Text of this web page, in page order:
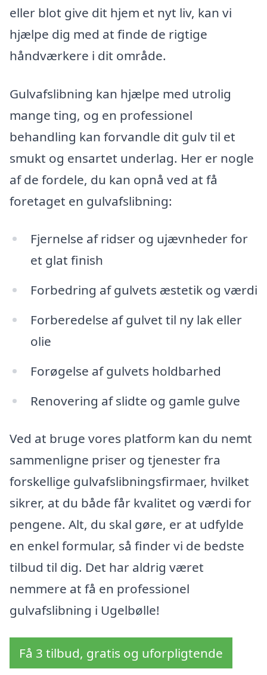
eller blot give dit hjem et nyt liv, kan vi
hjælpe dig med at finde de rigtige
håndværkere i dit område.
Gulvafslibning kan hjælpe med utrolig
mange ting, og en professionel
behandling kan forvandle dit gulv til et
smukt og ensartet underlag. Her er nogle
af de fordele, du kan opnå ved at få
foretaget en gulvafslibning:
Fjernelse af ridser og ujævnheder for
et glat finish
Forbedring af gulvets æstetik og værdi
Forberedelse af gulvet til ny lak eller
olie
Forøgelse af gulvets holdbarhed
Renovering af slidte og gamle gulve
Ved at bruge vores platform kan du nemt
sammenligne priser og tjenester fra
forskellige gulvafslibningsfirmaer, hvilket
sikrer, at du både får kvalitet og værdi for
pengene. Alt, du skal gøre, er at udfylde
en enkel formular, så finder vi de bedste
tilbud til dig. Det har aldrig været
nemmere at få en professionel
gulvafslibning i Ugelbølle!
Få 3 tilbud, gratis og uforpligtende